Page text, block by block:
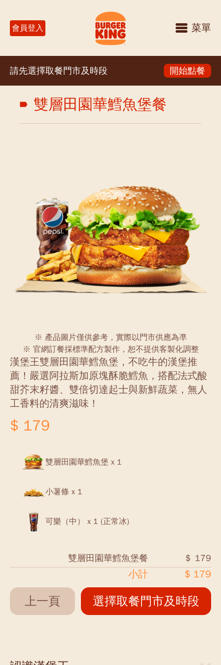
會員登入 菜單
請先選擇取餐門市及時段 開始點餐
雙層田園華鱈魚堡餐
※ 產品圖片僅供參考，實際以門市供應為凖
※ 官網訂餐採標準配方製作，恕不提供客製化調整
漢堡王雙層田園華鱈魚堡，不吃牛的漢堡推
薦！嚴選阿拉斯加原塊酥脆鱈魚，搭配法式酸
甜芥末籽醬、雙倍切達起士與新鮮蔬菜，無人
工香料的清爽滋味！
$ 179
雙層田園華鱈魚堡 x 1
小薯條 x 1
可樂（中） x 1 (正常冰)
雙層田園華鱈魚堡餐 ＄ 179
小計 $ 179
上一頁 選擇取餐門市及時段